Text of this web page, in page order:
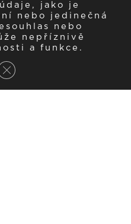
jako je
nebo jedinečná
nebo
nepříznivě
a funkce.
Zavřít cookie lištu GDPR